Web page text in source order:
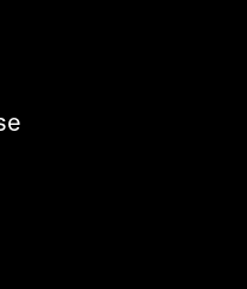
die von einem
entdeckt wird, der
Filmdiva sucht, die kurz
einen
Jetzt geht es darum,
(lf)